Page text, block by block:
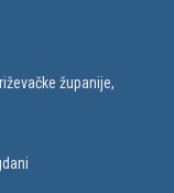
županije,